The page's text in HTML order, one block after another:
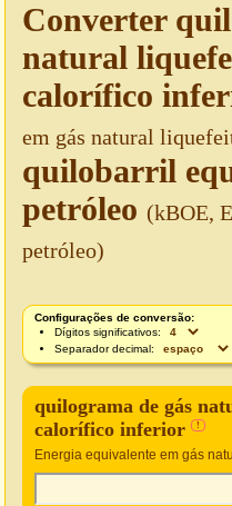
Converter
natural
calorífico
em gás natural
quilobarril
petróleo (kBOE,
petróleo)
Configurações de conversão:
Dígitos significativos:
Separador decimal:
quilograma de gás
calorífico inferior
!
Energia equivalente em gás